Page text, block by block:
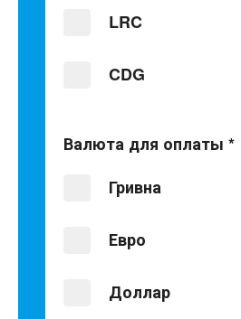
LRC
CDG
Валюта для оплаты *
Гривна
Евро
Доллар